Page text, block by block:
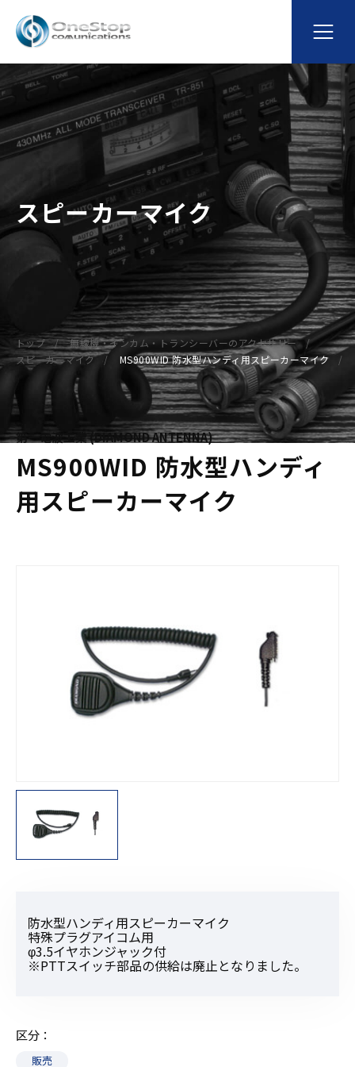
スピーカーマイク
トップ
無線機・インカム・トランシーバーのアクセサリー
スピーカーマイク
MS900WID 防水型ハンディ用スピーカーマイク
第一電波工業 (DIAMOND ANTENNA)
MS900WID 防水型ハンディ
用スピーカーマイク
防水型ハンディ用スピーカーマイク
特殊プラグアイコム用
φ3.5イヤホンジャック付
※PTTスイッチ部品の供給は廃止となりました。
区分
販売